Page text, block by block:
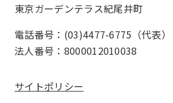
東京ガーデンテラス紀尾井町
電話番号：(03)4477-6775（代表）
法人番号：8000012010038
サイトポリシー